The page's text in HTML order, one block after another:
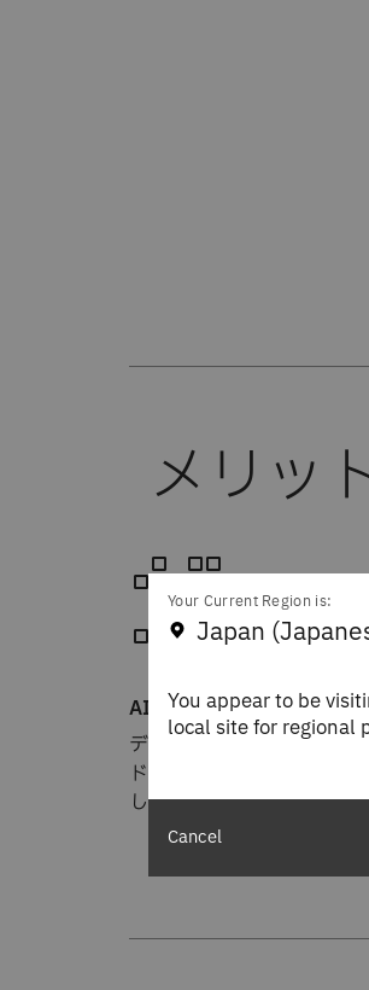
AIを使って迅速に適応
ディープラーニング を使用
ドキュメントを迅速にモデ
します。
Your Current Region is:
Japan
You appear to be
local site for regional
Cancel